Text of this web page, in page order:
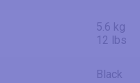
5.6 kg
12 lbs
Black